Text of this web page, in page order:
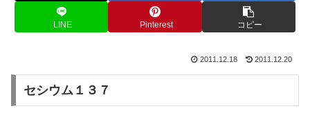
LINE Pinterest コピー
2011.12.18 2011.12.20
セシウム１３７